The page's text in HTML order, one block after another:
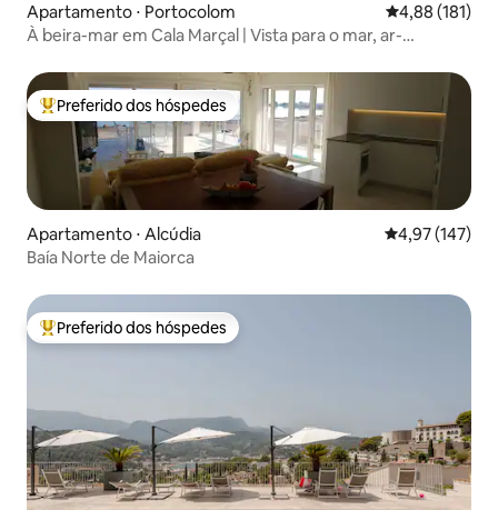
Apartamento ⋅ Portocolom 4,88 de uma
4,88 (181)
À beira-mar em Cala Marçal | Vista para o mar, ar-
Entre os melhores preferidos dos hóspedes
Preferido dos hóspedes
Apartamento ⋅ Alcúdia 4,97 de uma
4,97 (147)
Baía Norte de Maiorca
Entre os melhores preferidos dos hóspedes
Preferido dos hóspedes